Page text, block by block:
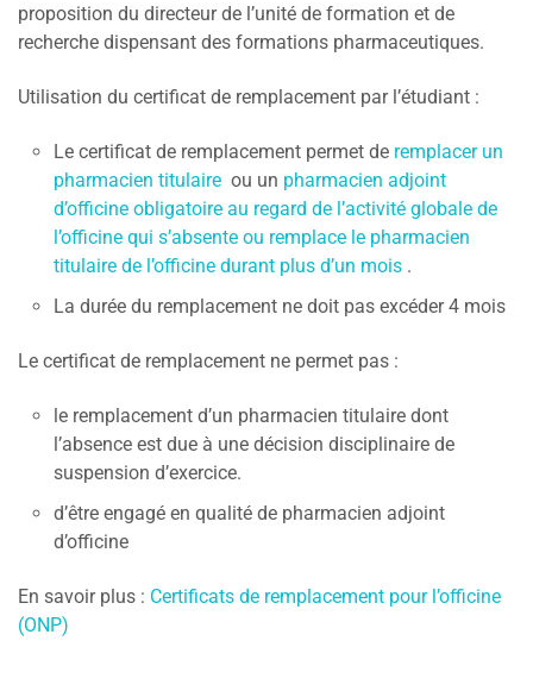
proposition du directeur de l’unité de formation et de
recherche dispensant des formations pharmaceutiques.
Utilisation du certificat de remplacement par l’étudiant :
Le certificat de remplacement permet de remplacer un
pharmacien titulaire ou un pharmacien adjoint
d’officine obligatoire au regard de l’activité globale de
l’officine qui s’absente ou remplace le pharmacien
titulaire de l’officine durant plus d’un mois .
La durée du remplacement ne doit pas excéder 4 mois
Le certificat de remplacement ne permet pas :
le remplacement d’un pharmacien titulaire dont
l’absence est due à une décision disciplinaire de
suspension d’exercice.
d’être engagé en qualité de pharmacien adjoint
d’officine
En savoir plus : Certificats de remplacement pour l’officine
(ONP)